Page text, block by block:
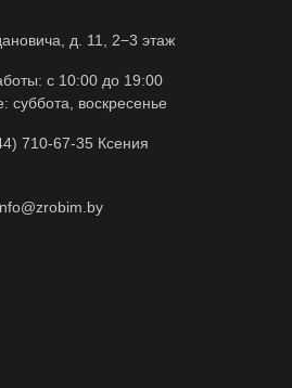
д. 11, 2−3 этаж
с 10:00 до 19:00
суббота, воскресенье
710-67-35 Ксения